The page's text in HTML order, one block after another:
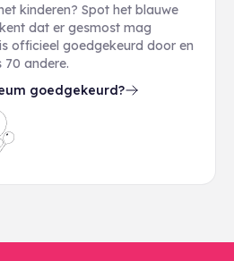
kinderen? Spot het blauwe
dat er gesmost mag
officieel goedgekeurd door en
70 andere.
goedgekeurd?